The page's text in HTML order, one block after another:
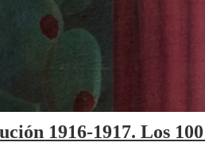
1916-1917. Los